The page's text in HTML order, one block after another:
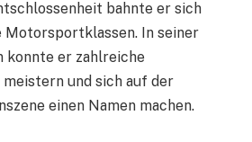
bahnte er sich
Motorsportklassen. In seiner
konnte er zahlreiche
und sich auf der
einen Namen machen.